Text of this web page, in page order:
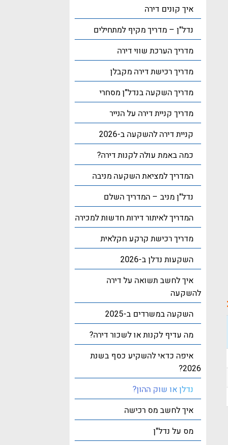
איך קונים דירה
נדל"ן – מדריך מקיף למתחילים
מדריך הערכת שווי דירה
מדריך רכישת דירה מקבלן
מדריך השקעה בנדל"ן מסחרי
מדריך קניית דירה על הנייר
קניית דירה להשקעה ב-2026
כמה באמת עולה לקנות דירה?
המדריך למציאת השקעה מניבה
נדל"ן מניב – המדריך השלם
המדריך לאיתור דירות חדשות למכירה
מדריך רכישת קרקע חקלאית
השקעות נדלן ב-2026
איך לחשב תשואה על דירה
להשקעה
השקעה במשרדים ב-2025
מה עדיף לקנות או לשכור דירה?
איפה כדאי להשקיע כסף בשנת
2026?
נדלן או שוק ההון?
איך לחשב מס רכישה
מס על נדל"ן